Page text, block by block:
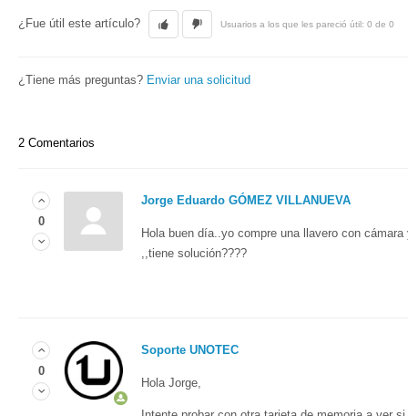
¿Fue útil este artículo? Usuarios a los que les pareció útil: 0 de 0
¿Tiene más preguntas? Enviar una solicitud
2 Comentarios
0
Jorge Eduardo GÓMEZ VILLANUEVA
Hola buen día..yo compre una llavero con
,,tiene solución????
0
Soporte UNOTEC
Hola Jorge,